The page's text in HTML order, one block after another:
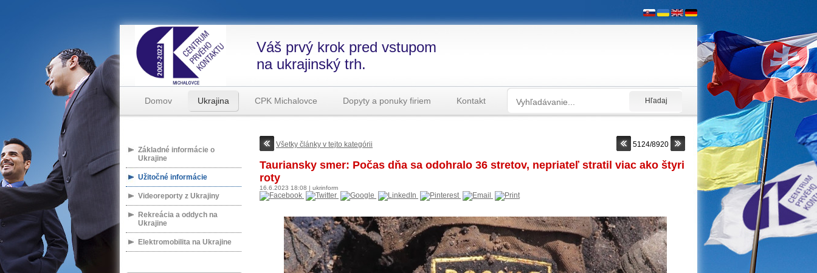
Váš prvý krok pred vstupom
na ukrajinský trh.
Domov Ukrajina CPK Michalovce Dopyty a ponuky firiem Kontakt
Základné informácie o
Ukrajine
Užitočné informácie
Videoreporty z Ukrajiny
Rekreácia a oddych na
Ukrajine
Elektromobilita na Ukrajine
Všetky články v tejto kategórii 5124/8920
Tauriansky smer: Počas dňa sa odohralo 36 stretov, nepriateľ stratil viac ako štyri
roty
16.6.2023 18:08 | ukrinform